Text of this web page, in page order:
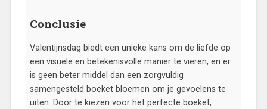
Conclusie
Valentijnsdag biedt een unieke kans om de liefde op
een visuele en betekenisvolle manier te vieren, en er
is geen beter middel dan een zorgvuldig
samengesteld boeket bloemen om je gevoelens te
uiten. Door te kiezen voor het perfecte boeket,